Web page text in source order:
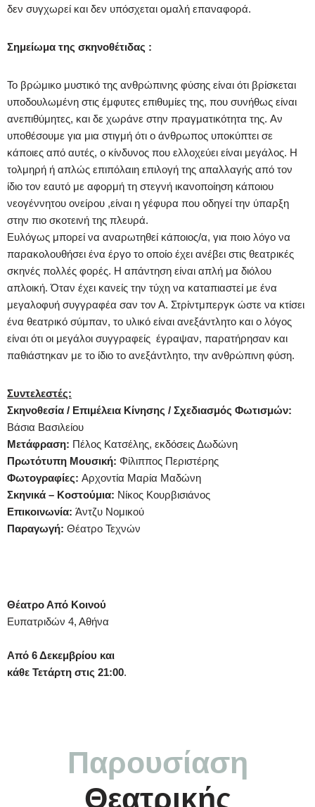
δεν συγχωρεί και δεν υπόσχεται ομαλή επαναφορά.
Σημείωμα της σκηνοθέτιδας :
Το βρώμικο μυστικό της ανθρώπινης φύσης είναι ότι βρίσκεται
υποδουλωμένη στις έμφυτες επιθυμίες της, που συνήθως είναι
ανεπιθύμητες, και δε χωράνε στην πραγματικότητα της. Aν
υποθέσουμε για μια στιγμή ότι ο άνθρωπος υποκύπτει σε
κάποιες από αυτές, ο κίνδυνος που ελλοχεύει είναι μεγάλος. Η
τολμηρή ή απλώς επιπόλαιη επιλογή της απαλλαγής από τον
ίδιο τον εαυτό με αφορμή τη στεγνή ικανοποίηση κάποιου
νεογέννητου ονείρου ,είναι η γέφυρα που οδηγεί την ύπαρξη
στην πιο σκοτεινή της πλευρά.
Ευλόγως μπορεί να αναρωτηθεί κάποιος/α, για ποιο λόγο να
παρακολουθήσει ένα έργο το οποίο έχει ανέβει στις θεατρικές
σκηνές πολλές φορές. Η απάντηση είναι απλή μα διόλου
απλοική. Όταν έχει κανείς την τύχη να καταπιαστεί με ένα
μεγαλοφυή συγγραφέα σαν τον Α. Στρίντμπεργκ ώστε να κτίσει
ένα θεατρικό σύμπαν, το υλικό είναι ανεξάντλητο και ο λόγος
είναι ότι οι μεγάλοι συγγραφείς έγραψαν, παρατήρησαν και
παθιάστηκαν με το ίδιο το ανεξάντλητο, την ανθρώπινη φύση.
Συντελεστές:
Σκηνοθεσία / Eπιμέλεια Κίνησης / Σχεδιασμός Φωτισμών:
Βάσια Βασιλείου
Μετάφραση: Πέλος Κατσέλης, εκδόσεις Δωδώνη
Πρωτότυπη Μουσική: Φίλιππος Περιστέρης
Φωτογραφίες: Αρχοντία Μαρία Μαδώνη
Σκηνικά – Κοστούμια: Νίκος Κουρβισιάνος
Επικοινωνία: Άντζυ Νομικού
Παραγωγή: Θέατρο Τεχνών
Θέατρο Από Κοινού
Ευπατριδών 4, Αθήνα
Από 6 Δεκεμβρίου και
κάθε Τετάρτη στις 21:00.
Παρουσίαση
Θεατρικής